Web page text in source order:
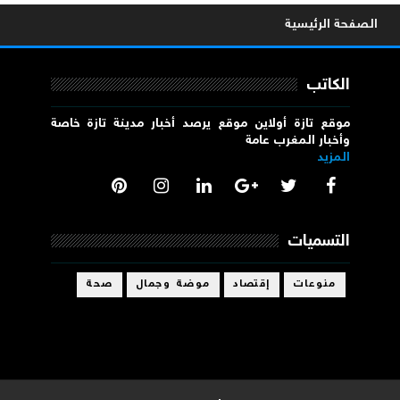
الصفحة الرئيسية
الكاتب
موقع تازة أولاين موقع يرصد أخبار مدينة تازة خاصة
وأخبار المغرب عامة
المزيد
التسميات
منوعات إقتصاد موضة وجمال صحة